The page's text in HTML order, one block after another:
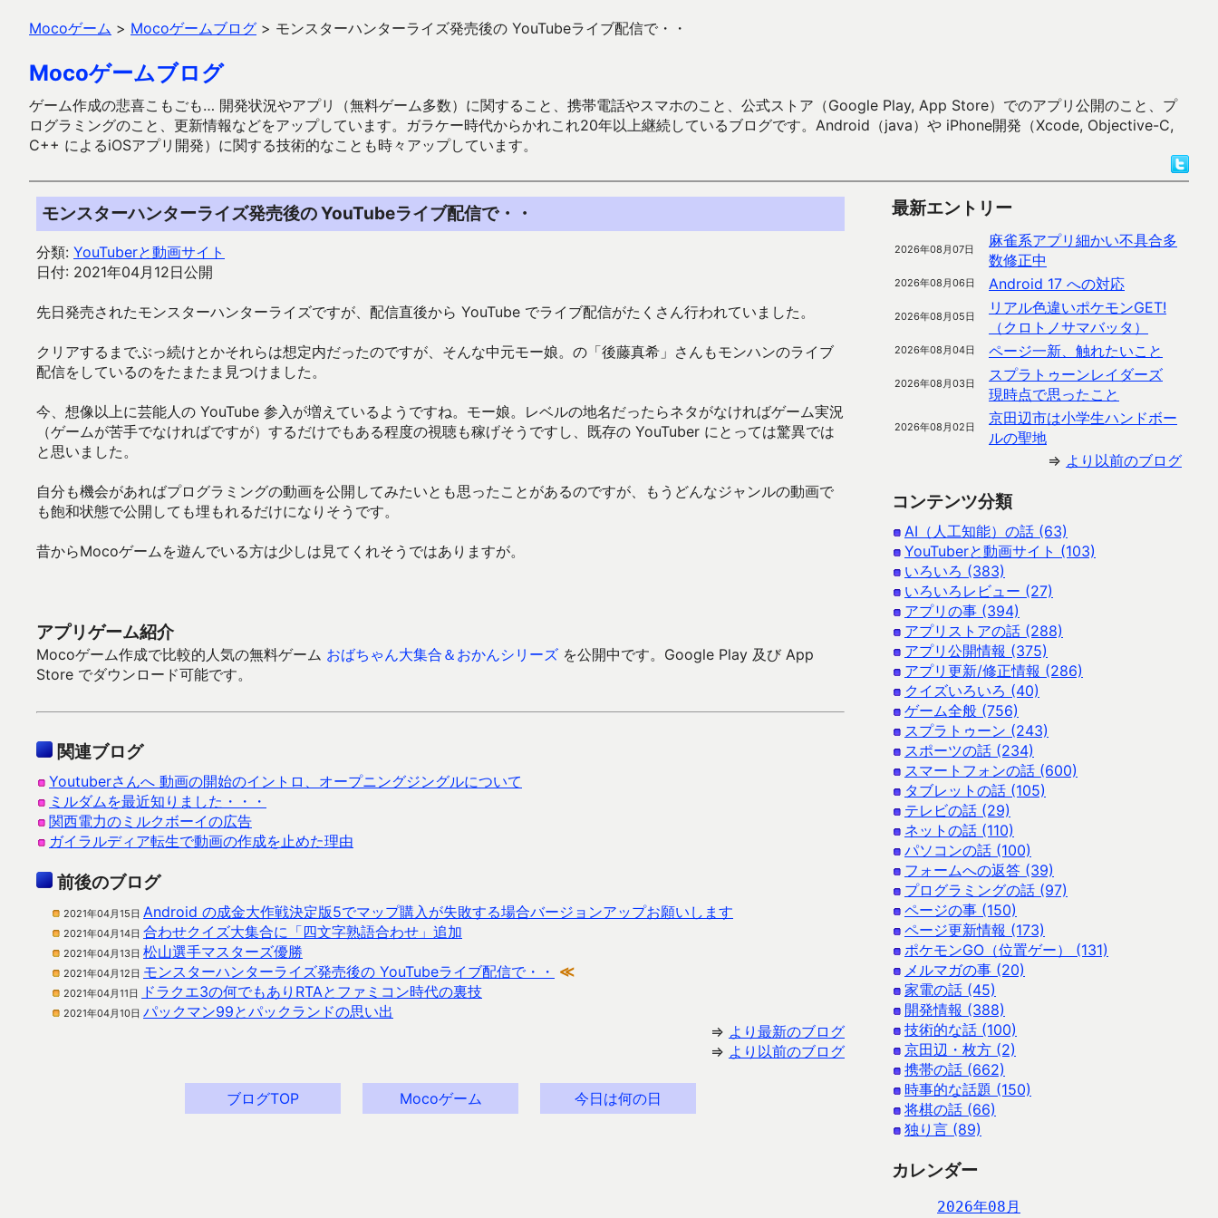
Mocoゲーム > Mocoゲームブログ > モンスターハンターライズ発売後の YouTubeライブ配信で・・
Mocoゲームブログ
ゲーム作成の悲喜こもごも… 開発状況やアプリ（無料ゲーム多数）に関すること、携帯電話やスマホのこと、公式ストア（Google Play, App Store）でのアプリ公開のこと、プ
ログラミングのこと、更新情報などをアップしています。ガラケー時代からかれこれ20年以上継続しているブログです。Android（java）や iPhone開発（Xcode, Objective-C,
C++ によるiOSアプリ開発）に関する技術的なことも時々アップしています。
モンスターハンターライズ発売後の YouTubeライブ配信で・・
分類: YouTuberと動画サイト
日付: 2021年04月12日公開
先日発売されたモンスターハンターライズですが、配信直後から YouTube でライブ配信がたくさん行われていました。
クリアするまでぶっ続けとかそれらは想定内だったのですが、そんな中元モー娘。の「後藤真希」さんもモンハンのライブ
配信をしているのをたまたま見つけました。
今、想像以上に芸能人の YouTube 参入が増えているようですね。モー娘。レベルの地名だったらネタがなければゲーム実況
（ゲームが苦手でなければですが）するだけでもある程度の視聴も稼げそうですし、既存の YouTuber にとっては驚異では
と思いました。
自分も機会があればプログラミングの動画を公開してみたいとも思ったことがあるのですが、もうどんなジャンルの動画で
も飽和状態で公開しても埋もれるだけになりそうです。
昔からMocoゲームを遊んでいる方は少しは見てくれそうではありますが。
アプリゲーム紹介
Mocoゲーム作成で比較的人気の無料ゲーム おばちゃん大集合＆おかんシリーズ を公開中です。Google Play 及び App
Store でダウンロード可能です。
関連ブログ
Youtuberさんへ 動画の開始のイントロ、オープニングジングルについて
ミルダムを最近知りました・・・
関西電力のミルクボーイの広告
ガイラルディア転生で動画の作成を止めた理由
前後のブログ
2021年04月15日 Android の成金大作戦決定版5でマップ購入が失敗する場合バージョンアップお願いします
2021年04月14日 合わせクイズ大集合に「四文字熟語合わせ」追加
2021年04月13日 松山選手マスターズ優勝
2021年04月12日 モンスターハンターライズ発売後の YouTubeライブ配信で・・ ≪
2021年04月11日 ドラクエ3の何でもありRTAとファミコン時代の裏技
2021年04月10日 パックマン99とパックランドの思い出
⇒ より最新のブログ
⇒ より以前のブログ
ブログTOP Mocoゲーム 今日は何の日
最新エントリー
2026年08月07日
麻雀系アプリ細かい不具合多
数修正中
2026年08月06日 Android 17 への対応
2026年08月05日
リアル色違いポケモンGET!
（クロトノサマバッタ）
2026年08月04日 ページ一新、触れたいこと
2026年08月03日
スプラトゥーンレイダーズ
現時点で思ったこと
2026年08月02日
京田辺市は小学生ハンドボー
ルの聖地
⇒ より以前のブログ
コンテンツ分類
AI（人工知能）の話 (63)
YouTuberと動画サイト (103)
いろいろ (383)
いろいろレビュー (27)
アプリの事 (394)
アプリストアの話 (288)
アプリ公開情報 (375)
アプリ更新/修正情報 (286)
クイズいろいろ (40)
ゲーム全般 (756)
スプラトゥーン (243)
スポーツの話 (234)
スマートフォンの話 (600)
タブレットの話 (105)
テレビの話 (29)
ネットの話 (110)
パソコンの話 (100)
フォームへの返答 (39)
プログラミングの話 (97)
ページの事 (150)
ページ更新情報 (173)
ポケモンGO（位置ゲー） (131)
メルマガの事 (20)
家電の話 (45)
開発情報 (388)
技術的な話 (100)
京田辺・枚方 (2)
携帯の話 (662)
時事的な話題 (150)
将棋の話 (66)
独り言 (89)
カレンダー
2026年08月